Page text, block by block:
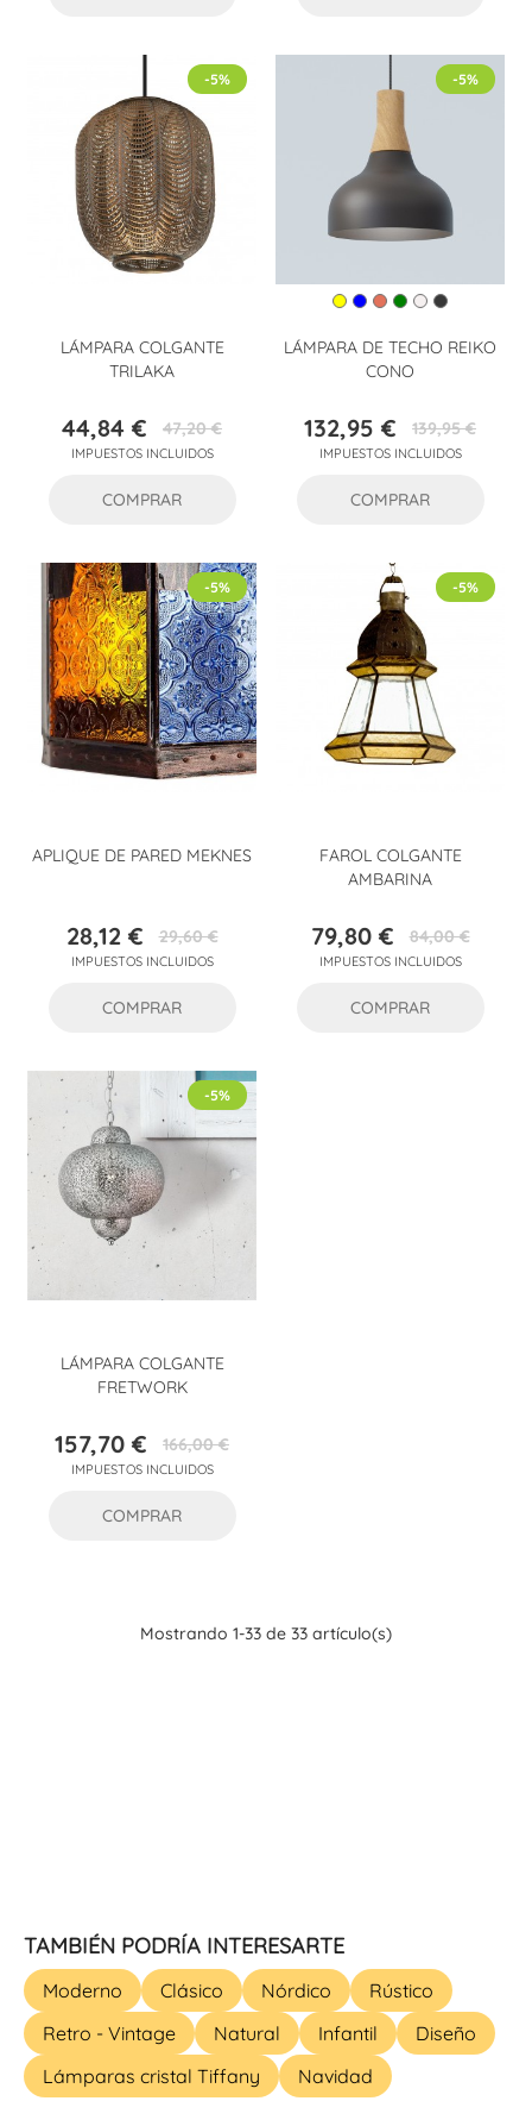
LÁMPARA COLGANTE
TRILAKA
Precio
44,84 €Precio
base
47,20 €
IMPUESTOS INCLUIDOS
-5%
COMPRAR
LÁMPARA DE TECHO REIKO
CONO
Precio
132,95 €Precio
base
139,95 €
IMPUESTOS INCLUIDOS
-5%
COMPRAR
APLIQUE DE PARED MEKNES
Precio
28,12 €Precio
base
29,60 €
IMPUESTOS INCLUIDOS
-5%
COMPRAR
FAROL COLGANTE
AMBARINA
Precio
79,80 €Precio
base
84,00 €
IMPUESTOS INCLUIDOS
-5%
COMPRAR
LÁMPARA COLGANTE
FRETWORK
Precio
157,70 €Precio
base
166,00 €
IMPUESTOS INCLUIDOS
-5%
COMPRAR
Mostrando 1-33 de 33 artículo(s)
TAMBIÉN PODRÍA INTERESARTE
Moderno Clásico Nórdico
Rústico
Retro - Vintage
Natural Infantil
Diseño
Lámparas cristal Tiffany
Navidad